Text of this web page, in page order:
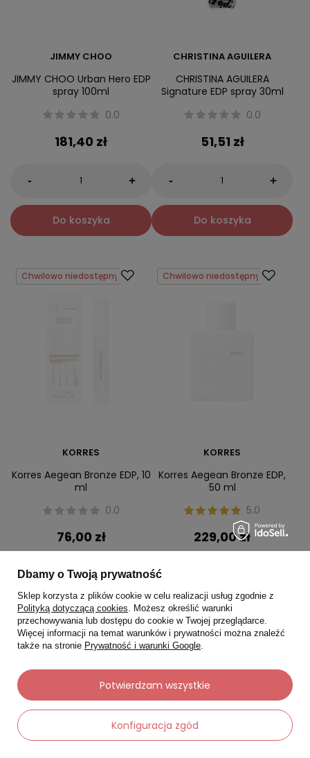
JIMMY CHOO
JIMMY CHOO Urban Hero EDP
spray 100ml
0.0
181,40 zł
- +
Do koszyka
CHRISTINA AGUILERA
CHRISTINA AGUILERA
Signature EDP spray 30ml
0.0
51,51 zł
- +
Do koszyka
Chwilowo niedostępny
KORRES
Korres Aegean Bronze EDP, 10
ml
0.0
76,00 zł
Zobacz produkt
Chwilowo niedostępny
KORRES
Korres Aegean Bronze EDP,
50 ml
5.0
229,00 zł
Chwilowo niedostępny Chwilowo niedostępny
Dbamy o Twoją prywatność
Sklep korzysta z plików cookie w celu realizacji usług zgodnie z
Polityką dotyczącą cookies. Możesz określić warunki
przechowywania lub dostępu do cookie w Twojej przeglądarce.
Więcej informacji na temat warunków i prywatności można znaleźć
także na stronie Prywatność i warunki Google.
Konfiguracja zgód
Potwierdzam wszystkie